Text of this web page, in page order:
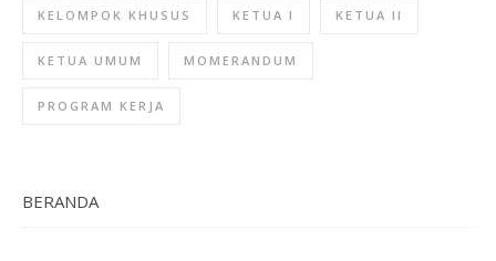
KELOMPOK KHUSUS KETUA I KETUA II
KETUA UMUM MOMERANDUM
PROGRAM KERJA
BERANDA